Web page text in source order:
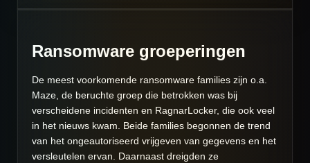
Ransomware groeperingen
De meest voorkomende ransomware families zijn o.a.
Maze, de beruchte groep die betrokken was bij
verscheidene incidenten en RagnarLocker, die ook veel
in het nieuws kwam. Beide families begonnen de trend
van het ongeautoriseerd vrijgeven van gegevens en het
versleutelen ervan. Daarnaast dreigden ze